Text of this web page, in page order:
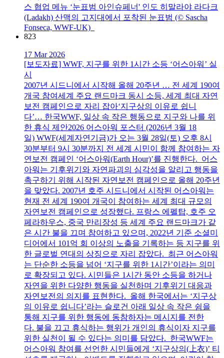
스 협업 메뉴 ‘눈표범 아인슈페너' 인도 히말라야 라다크
(Ladakh) 산맥의 고지대에서 포착된 눈표범 (© Sascha
Fonseca, WWF-UK)
823
17 Mar 2026
[보도자료] WWF, 지구를 위한 1시간 소등 ‘어스아워’ 실
시
2007년 시드니에서 시작해 올해 20주년 … 전 세계 190여
개국 참여세계 주요 랜드마크 동시 소등, 세계 최대 자연
보전 캠페인으로 자리 잡아‘지구상의 이유로 쉽니
다’… 한국WWF, 일상 속 작은 행동으로 지구와 나를 위
한 휴식 제안2026 어스아워 포스터 (2026년 3월 18
일) WWF(세계자연기금)가 오는 3월 28일(토) 오후 8시
30분부터 9시 30분까지 전 세계 시민이 함께 참여하는 자
연보전 캠페인 ‘어스아워(Earth Hour)’를 진행한다. 어스
아워는 기후위기와 자연파괴의 심각성을 알리고 행동을
촉구하기 위해 시작된 자연보전 캠페인으로 올해 20주년
을 맞았다. 2007년 호주 시드니에서 시작된 어스아워는
현재 전 세계 190여 개국이 참여하는 세계 최대 규모의
자연보전 캠페인으로 성장했다. 프랑스 에펠탑, 호주 오
페라하우스, 중국 만리장성 등 세계 주요 랜드마크가 같
은 시간 불을 끄며 참여하고 있으며, 2022년 기준 소셜미
디어에서 101억 회 이상의 노출을 기록하는 등 지구를 위
한 글로벌 연대의 상징으로 자리 잡았다. 최근 어스아워
는 단순한 소등을 넘어 ‘지구를 위한 1시간’이라는 의미
로 확장되고 있다. 시민들은 1시간 동안 소등을 하거나
자연을 위한 다양한 행동을 실천하며 기후위기 대응과
자연보전의 의지를 표현한다. 올해 한국에서는 ‘지구상
의 이유로 쉽니다’라는 슬로건 아래 일상 속 작은 쉼을
통해 지구를 위한 행동에 동참하자는 메시지를 전한
다. 불을 끄고 휴식하는 행위가 개인의 휴식이자 지구를
위한 실천이 될 수 있다는 의미를 담았다. 한국WWF는
어스아워 참여를 선언한 시민들에게 ‘지구상의(上衣)’ 티